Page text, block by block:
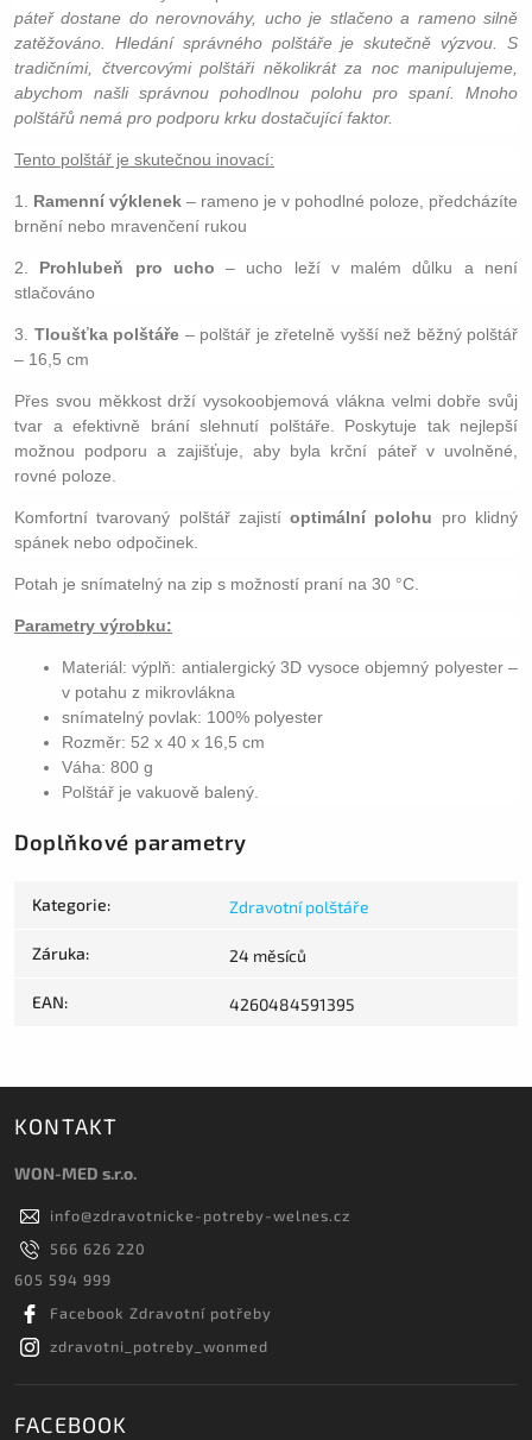
páteř dostane do nerovnováhy, ucho je stlačeno a rameno silně
zatěžováno. Hledání správného polštáře je skutečně výzvou. S
tradičními, čtvercovými polštáři několikrát za noc manipulujeme,
abychom našli správnou pohodlnou polohu pro spaní. Mnoho
polštářů nemá pro podporu krku dostačující faktor.
Tento polštář je skutečnou inovací:
1. Ramenní výklenek – rameno je v pohodlné poloze, předcházíte
brnění nebo mravenčení rukou
2. Prohlubeň pro ucho – ucho leží v malém důlku a není
stlačováno
3. Tloušťka polštáře – polštář je zřetelně vyšší než běžný polštář
– 16,5 cm
Přes svou měkkost drží vysokoobjemová vlákna velmi dobře svůj
tvar a efektivně brání slehnutí polštáře. Poskytuje tak nejlepší
možnou podporu a zajišťuje, aby byla krční páteř v uvolněné,
rovné poloze.
Komfortní tvarovaný polštář zajistí optimální polohu
pro klidný
spánek nebo odpočinek.
Potah je snímatelný na zip s možností praní na 30 °C.
Parametry výrobku:
Materiál: výplň: antialergický 3D vysoce objemný polyester –
v potahu z mikrovlákna
snímatelný povlak: 100% polyester
Rozměr: 52 x 40 x 16,5 cm
Váha: 800 g
Polštář je vakuově balený.
Doplňkové parametry
Kategorie: Zdravotní polštáře
Záruka: 24 měsíců
EAN: 4260484591395
KONTAKT
WON-MED s.r.o.
info@zdravotnicke-potreby-welnes.cz
566 626 220
605 594 999
Facebook Zdravotní potřeby
zdravotni_potreby_wonmed
FACEBOOK